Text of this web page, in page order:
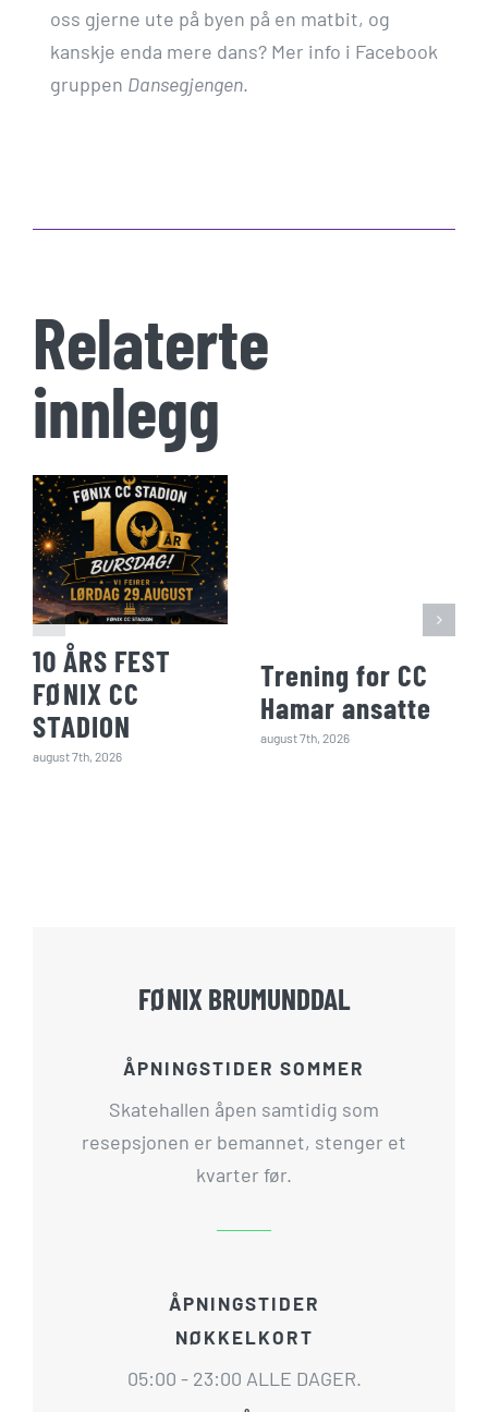
oss gjerne ute på byen på en matbit, og
kanskje enda mere dans? Mer info i Facebook
gruppen Dansegjengen.
Relaterte
innlegg
10 ÅRS FEST
FØNIX CC
STADION
august 7th, 2026
Trening for CC
Hamar ansatte
august 7th, 2026
FØNIX BRUMUNDDAL
ÅPNINGSTIDER SOMMER
Skatehallen åpen samtidig som
resepsjonen er bemannet, stenger et
kvarter før.
ÅPNINGSTIDER
NØKKELKORT
05:00 - 23:00 ALLE DAGER.